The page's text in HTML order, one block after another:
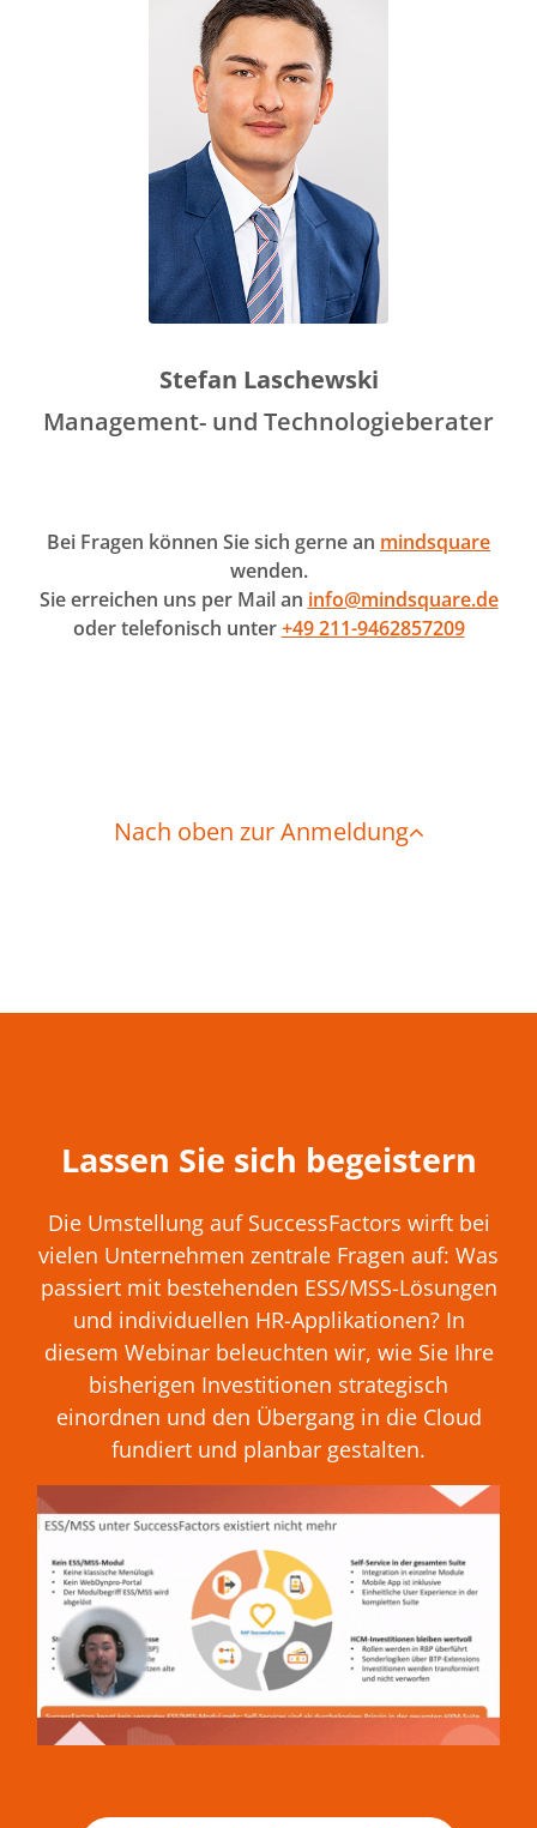
Stefan Laschewski
Management- und Technologieberater
Bei Fragen können Sie sich gerne an mindsquare
wenden.
Sie erreichen uns per Mail an info@mindsquare.de
oder telefonisch unter+49 211-9462857209
Nach oben zur Anmeldung
Lassen Sie sich begeistern
Die Umstellung auf SuccessFactors wirft bei
vielen Unternehmen zentrale Fragen auf: Was
passiert mit bestehenden ESS/MSS-Lösungen
und individuellen HR-Applikationen? In
diesem Webinar beleuchten wir, wie Sie Ihre
bisherigen Investitionen strategisch
einordnen und den Übergang in die Cloud
fundiert und planbar gestalten.